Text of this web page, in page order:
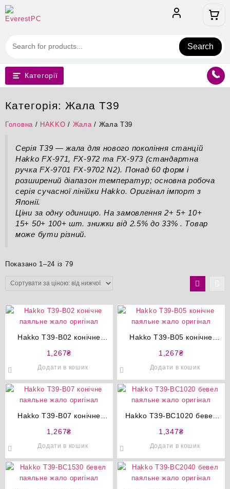
Перейти
до
Search
Категорії
Категорія: Жала T39
Головна / HAKKO / Жала / Жала T39
Серія T39 — жала для нового покоління станцій
Hakko FX-971, FX-972 та FX-973 (стандартна
ручка FX-9701 FX-9702 N2). Понад 60 форм і
розширений діапазон температур; основна робоча
серія сучасної лінійки Hakko. Оригінал імпорт з
Японії.
Ціни за одну одиницю. На замовлення 2+ 5+ 10+
15+ 50+ 100+ шт. знижки від 2.5% до 33% . Товар
може бути різний.
Показано 1–24 із 79Сортування
ціною:
найнижчої
Hakko T39-B02 конічне
1,267₴
Додати в кошик
Hakko T39-B05 конічне
1,267₴
Додати в кошик
Hakko T39-B07 конічне
1,267₴
Додати в кошик
Hakko T39-BC1020 бевел
1,347₴
Додати в кошик